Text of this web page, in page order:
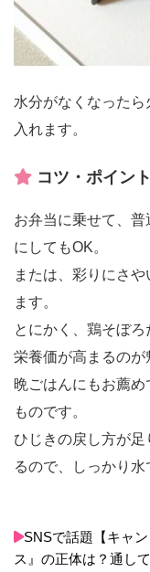
水分がなくなった
入れます。
コツ・ポイント
お弁当に乗せて、
にしてもOK。
または、彩りにさ
ます。
とにかく、鶏そぼ
栄養価が高まるのが
晩ごはんにもお薦
ものです。
ひじきの戻し方が
るので、しっかり水
SNSで話題【キャ
ス』の正体は？通し